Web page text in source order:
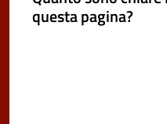
Menu selezionato
questa pagina?